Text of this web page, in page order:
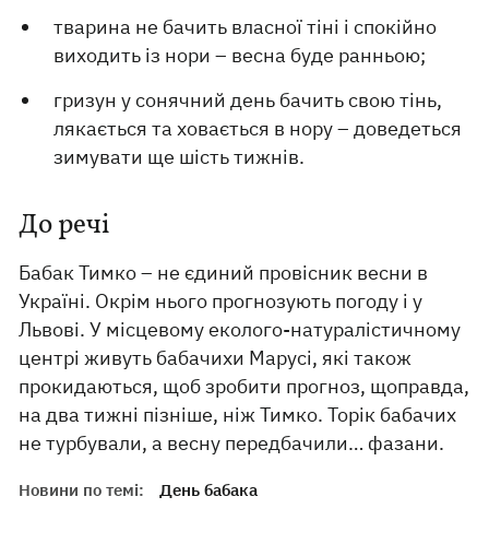
тварина не бачить власної тіні і спокійно
виходить із нори – весна буде ранньою;
гризун у сонячний день бачить свою тінь,
лякається та ховається в нору – доведеться
зимувати ще шість тижнів.
До речі
Бабак Тимко – не єдиний провісник весни в
Україні. Окрім нього прогнозують погоду і у
Львові. У місцевому еколого-натуралістичному
центрі живуть бабачихи Марусі, які також
прокидаються, щоб зробити прогноз, щоправда,
на два тижні пізніше, ніж Тимко. Торік бабачих
не турбували, а весну передбачили… фазани.
Новини по темі: День бабака